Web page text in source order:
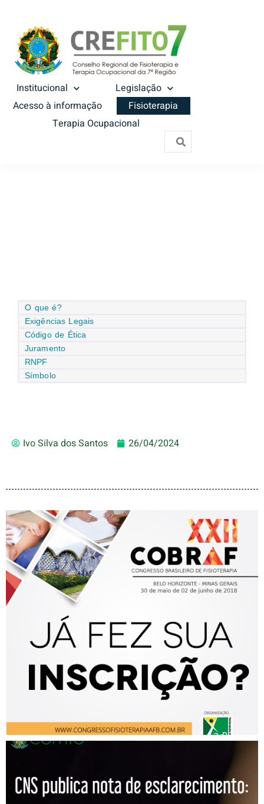
Institucional
Legislação
Acesso à informação
Fisioterapia
Terapia Ocupacional
O que é?
Exigências Legais
Código de Ética
Juramento
RNPF
Símbolo
Ivo Silva dos Santos 26/04/2024
XXII COBRAF – Congresso
Brasileiro de Fisioterapia